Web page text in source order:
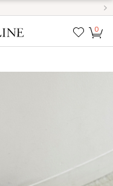
我的
0